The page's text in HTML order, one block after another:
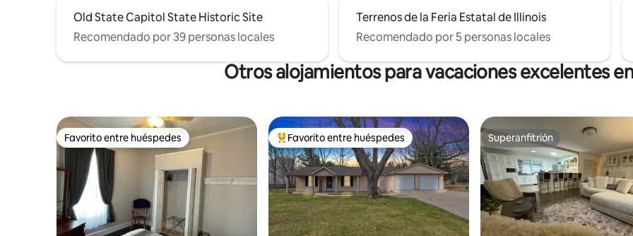
Old State Capitol State Historic Site
Recomendado por 39 personas locales
Terrenos de la Feria Estatal de Illinois
Recomendado por 5 personas locales
Otros alojamientos para vacaciones excelentes
Favorito entre huéspedes
Favorito entre huéspedes Favorito entre huéspedes preferido
Favorito entre huéspedes Superanfitrión
Superanfitrión